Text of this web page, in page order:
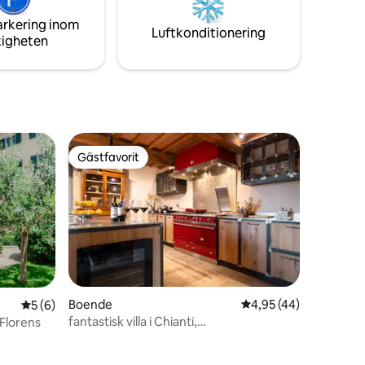
huset. inom
Luftkonditionering
5 av 5 i genomsnittligt betyg, 6 omdömen
5 (6)
Gästfavorit
Gästfavorit
Boende 4,95 av 5 i
4,95 (44)
fantastisk villa i Chianti,